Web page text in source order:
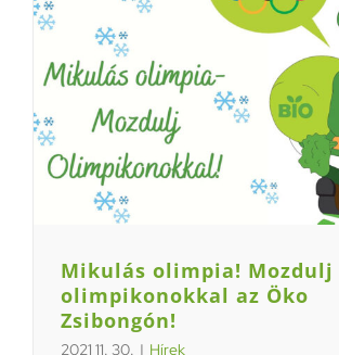
Mikulás olimpia! Mozdulj
olimpikonokkal az Öko
Zsibongón!
2021 11. 30. | Hírek